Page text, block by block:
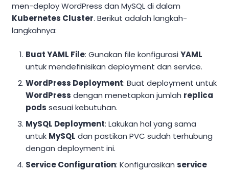
men-deploy WordPress dan MySQL di dalam
Kubernetes Cluster. Berikut adalah langkah-
langkahnya:
Buat YAML File: Gunakan file konfigurasiYAML
untuk mendefinisikan deployment dan service.
WordPress Deployment: Buat deployment untuk
WordPress dengan menetapkan jumlah replica
pods sesuai kebutuhan.
MySQL Deployment: Lakukan hal yang sama
untuk MySQL dan pastikan PVC sudah terhubung
dengan deployment ini.
Service Configuration: Konfigurasikanservice